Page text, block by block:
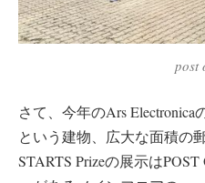
post
さて、今年のArs Electronica
という建物、広大な面積の
STARTS Prizeの展示は